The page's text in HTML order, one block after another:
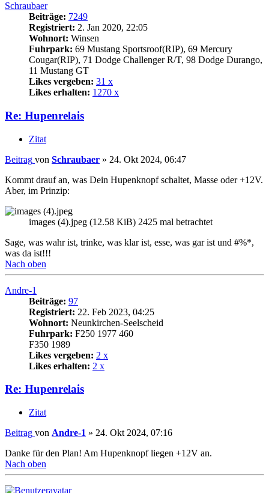
Schraubaer
Beiträge: 7249
Registriert: 2. Jan 2020, 22:05
Wohnort: Winsen
Fuhrpark: 69 Mustang Sportsroof(RIP), 69 Mercury
Cougar(RIP), 71 Dodge Challenger R/T, 98 Dodge Durango,
11 Mustang GT
Likes vergeben: 31 x
Likes erhalten: 1270 x
Re: Hupenrelais
Zitat
Beitrag von Schraubaer » 24. Okt 2024, 06:47
Kommt drauf an, was Dein Hupenknopf schaltet, Masse oder +12V.
Aber, im Prinzip:
images (4).jpeg (12.58 KiB) 2425 mal betrachtet
Sage, was wahr ist, trinke, was klar ist, esse, was gar ist und #%*,
was da ist!!!
Nach oben
Andre-1
Beiträge: 97
Registriert: 22. Feb 2023, 04:25
Wohnort: Neunkirchen-Seelscheid
Fuhrpark: F250 1977 460
F350 1989
Likes vergeben: 2 x
Likes erhalten: 2 x
Re: Hupenrelais
Zitat
Beitrag von Andre-1 » 24. Okt 2024, 07:16
Danke für den Plan! Am Hupenknopf liegen +12V an.
Nach oben